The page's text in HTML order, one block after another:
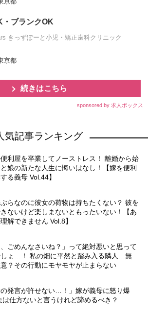
・ブランクOK
きっずぽーと小児・矯正歯科クリニック
京都
続きはこちら
sponsored by 求人ボックス
気記事ランキング
利屋を卒業してノーストレス！ 離婚から始
娘の新たな人生に悔いはなし！【嫁を便利
る義母 Vol.44】
らなのに彼女の荷物は持ちたくない？ 彼を
ないけど楽しまないともったいない！【あ
解できません Vol.8】
、ごめんなさいね？」って絶対悪いと思って
しょ…！ 私の畑に平然と踏み入る隣人…無
？その行動にモヤモヤが止まらない
の発言が許せない…！」嫁が義母に怒り爆
は仕方ないと言うけれど諦めるべき？